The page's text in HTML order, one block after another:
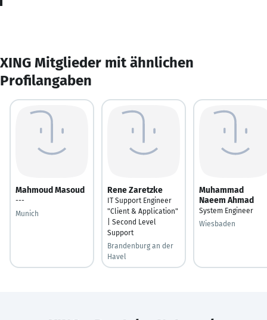
XING Mitglieder mit ähnlichen
Profilangaben
Mahmoud Masoud
---
Munich
Rene Zaretzke
IT Support Engineer
"Client & Application"
| Second Level
Support
Brandenburg an der
Havel
Muhammad
Naeem Ahmad
System Engineer
Wiesbaden